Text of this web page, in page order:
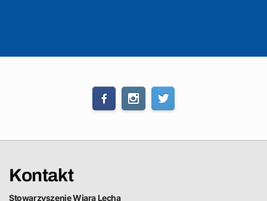
Kontakt
Stowarzyszenie Wiara Lecha